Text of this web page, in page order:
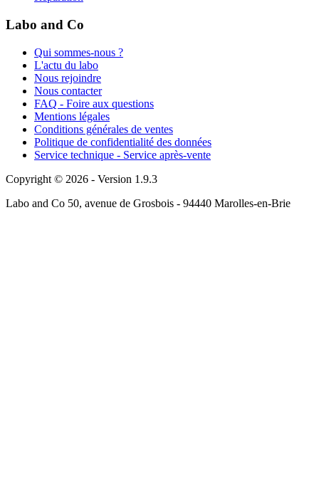
Labo and Co
Qui sommes-nous ?
L'actu du labo
Nous rejoindre
Nous contacter
FAQ - Foire aux questions
Mentions légales
Conditions générales de ventes
Politique de confidentialité des données
Service technique - Service après-vente
Copyright © 2026 - Version 1.9.3
Labo and Co 50, avenue de Grosbois - 94440 Marolles-en-Brie